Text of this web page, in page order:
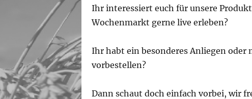
Ihr interessiert euch für unsere
Wochenmarkt gerne live erleben?
Ihr habt ein besonderes Anliegen oder
vorbestellen?
Dann schaut doch einfach vorbei, wir